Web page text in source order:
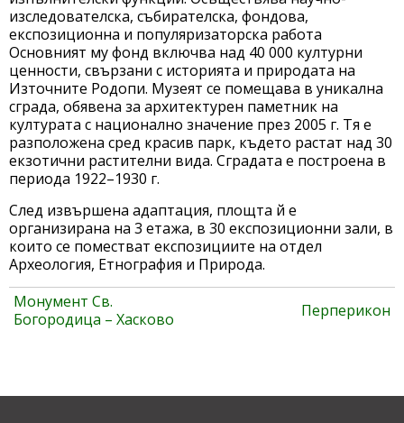
изследователска, събирателска, фондова,
експозиционна и популяризаторска работа
Oсновният му фонд включва над 40 000 културни
ценности, свързани с историята и природата на
Източните Родопи. Музеят се помещава в уникална
сграда, обявена за архитектурен паметник на
културата с национално значение през 2005 г. Тя е
разположена сред красив парк, където растат над 30
екзотични растителни вида. Сградата е построена в
периода 1922–1930 г.
След извършена адаптация, площта й е
организирана на 3 етажа, в 30 експозиционни зали, в
които се поместват експозициите на отдел
Археология, Етнография и Природа.
Монумент Св.
Богородица – Хасково
Перперикон